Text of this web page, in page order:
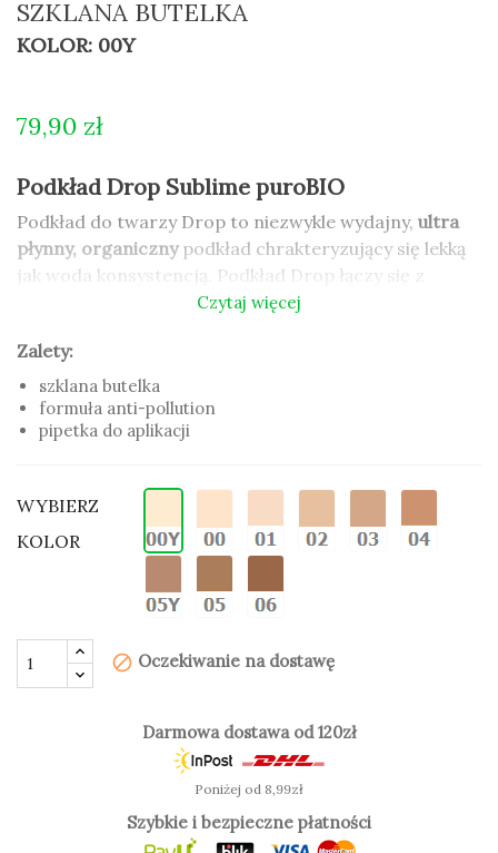
SZKLANA BUTELKA
KOLOR: 00Y
79,90 zł
Podkład Drop Sublime puroBIO
Podkład do twarzy Drop to niezwykle wydajny, ultra
płynny, organiczny podkład chrakteryzujący się lekką
jak woda konsystencją. Podkład Drop łączy się z
naturalnym kolorem Twojej skóry. Cera jest
twarzy Drop
jest na baziehydrolatu z szałwii,
z arganu, moringa i eperua, działające silnie
antyoksydacyjnie.
pipetka zapewnia łatwą aplikację. Specjalna
anti-pollution,
chroni przed zanieczyszczeniami
szklana butelka
formuła anti-pollution
pipetka do aplikacji
Czytaj więcej
Zalety:
szklana butelka
formuła anti-pollution
pipetka do aplikacji
WYBIERZ
KOLOR
block Oczekiwanie na dostawę
Darmowa dostawa od 120zł
Poniżej od 8,99zł
Szybkie i bezpieczne płatności